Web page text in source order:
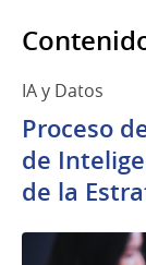
IA y Datos
Proceso
de
de la